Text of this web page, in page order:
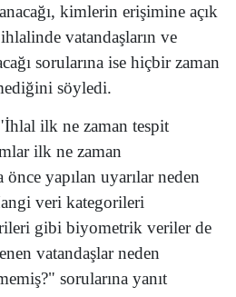
kimlerin erişimine açık
vatandaşların ve
sorularına ise hiçbir zaman
söyledi.
ilk ne zaman tespit
ilk ne zaman
yapılan uyarılar neden
veri kategorileri
gibi biyometrik veriler de
vatandaşlar neden
sorularına yanıt